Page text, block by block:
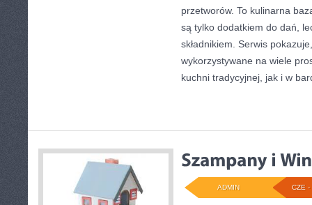
przetworów. To kulinarna
są tylko dodatkiem do dań,
składnikiem. Serwis
wykorzystywane na wiele
kuchni tradycyjnej, jak i w
CZE -
ADMIN